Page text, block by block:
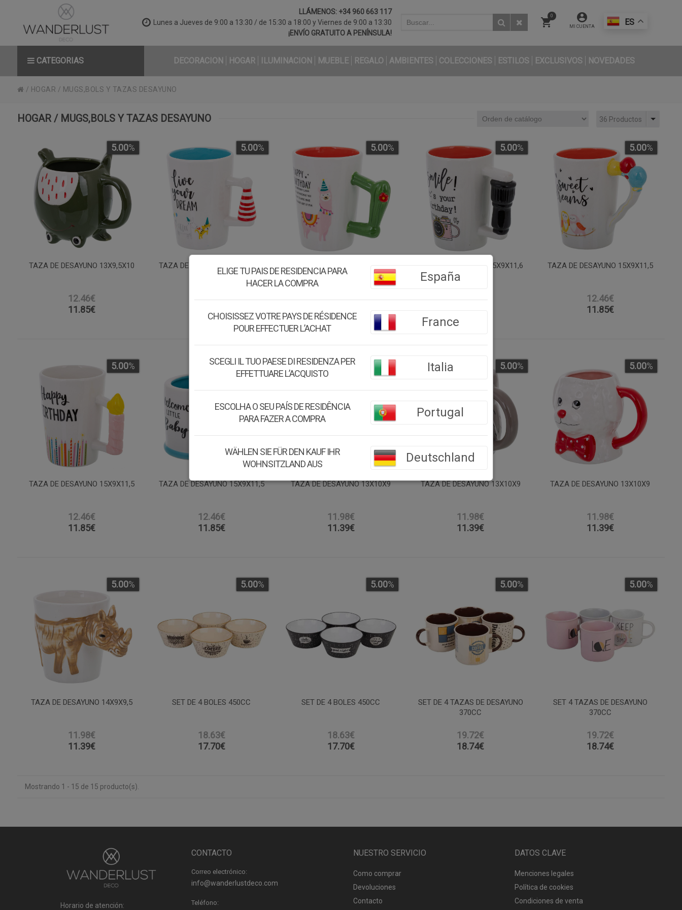
LLÁMENOS: +34 960 663 117
Lunes a Jueves de 9:00 a 13:30 / de 15:30 a 18:00 y Viernes de 9:00 a 13:30
¡ENVÍO GRATUITO A PENÍNSULA!
ES
MI CUENTA
0
CATEGORIAS DECORACION HOGAR ILUMINACION MUEBLE REGALO AMBIENTES COLECCIONES ESTILOS EXCLUSIVOS NOVEDADES
/ HOGAR / MUGS,BOLS Y TAZAS DESAYUNO
HOGAR / MUGS,BOLS Y TAZAS DESAYUNO 36 Productos
TAZA DE DESAYUNO 13X9,5X10
12.46€
5.00%
11.85€
TAZA DE DESAYUNO 15X9X11,5
12.46€
5.00%
TAZA DE DESAYUNO 15X9X11,5
12.46€
5.00%
TAZA DE DESAYUNO 15X9X11,6
12.46€
5.00%
TAZA DE DESAYUNO 15X9X11,5
12.46€
5.00%
11.85€
TAZA DE DESAYUNO 15X9X11,5
12.46€
5.00%
11.85€
TAZA DE DESAYUNO 15X9X11,5
12.46€
5.00%
11.85€
TAZA DE DESAYUNO 13X10X9
11.98€
5.00 %
11.39€
TAZA DE DESAYUNO 13X10X9
11.98€
5.00%
11.39€
TAZA DE DESAYUNO 13X10X9
11.98€
5.00%
11.39€
TAZA DE DESAYUNO 14X9X9,5
11.98€
5.00%
11.39€
SET DE 4 BOLES 450CC
18.63€
5.00%
17.70€
SET DE 4 BOLES 450CC
18.63€
5.00%
17.70€
SET DE 4 TAZAS DE DESAYUNO
370CC
19.72€
5.00%
18.74€
SET 4 TAZAS DE DESAYUNO
370CC
19.72€
5.00%
18.74€
Mostrando 1 - 15 de 15 producto(s).
Horario de atención:
CONTACTO
Correo electrónico:
info@wanderlustdeco.com
Teléfono:
NUESTRO SERVICIO
Como comprar
Devoluciones
Contacto
DATOS CLAVE
Menciones legales
Política de cookies
Condiciones de venta
ELIGE TU PAIS DE RESIDENCIA PARA
HACER LA COMPRA
España
CHOISISSEZ VOTRE PAYS DE RÉSIDENCE
POUR EFFECTUER L’ACHAT
France
SCEGLI IL TUO PAESE DI RESIDENZA PER
EFFETTUARE L’ACQUISTO
Italia
ESCOLHA O SEU PAÍS DE RESIDÊNCIA
PARA FAZER A COMPRA
Portugal
WÄHLEN SIE FÜR DEN KAUF IHR
WOHNSITZLAND AUS
Deutschland